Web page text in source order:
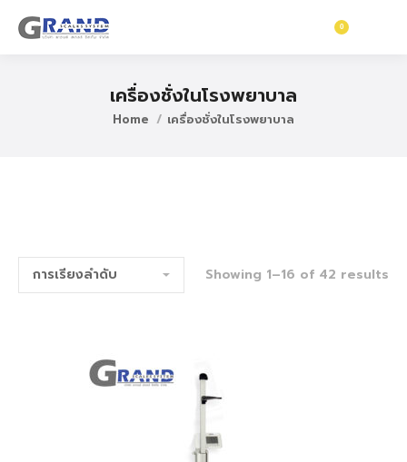
0
เครื่องชั่งในโรงพยาบาล
Home เครื่องชั่งในโรงพยาบาล
Showing 1–16 of 42 results